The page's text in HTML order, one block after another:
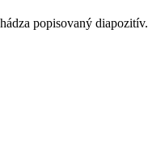
popisovaný diapozitív.